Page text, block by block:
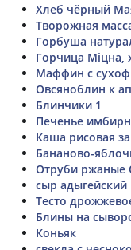
Хлеб чёрный
Творожная
Горбуша
Горчица Міцна,
Маффин с
Овсяноблин к
Блинчики 1
Печенье
Каша рисовая
Бананово-
Отруби ржаные
сыр
Тесто
Блины на
Коньяк